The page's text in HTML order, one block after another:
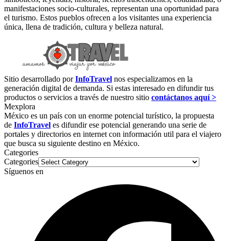
manifestaciones socio-culturales, representan una oportunidad para
el turismo. Estos pueblos ofrecen a los visitantes una experiencia
única, llena de tradición, cultura y belleza natural.
Sitio desarrollado porInfoTravel nos especializamos en la
generación digital de demanda. Si estas interesado en difundir tus
productos o servicios a través de nuestro sitio contáctanos aquí >
Mexplora
México es un país con un enorme potencial turístico, la propuesta
de InfoTravel es difundir ese potencial generando una serie de
portales y directorios en internet con información util para el viajero
que busca su siguiente destino en México.
Categories
Categories
Síguenos en